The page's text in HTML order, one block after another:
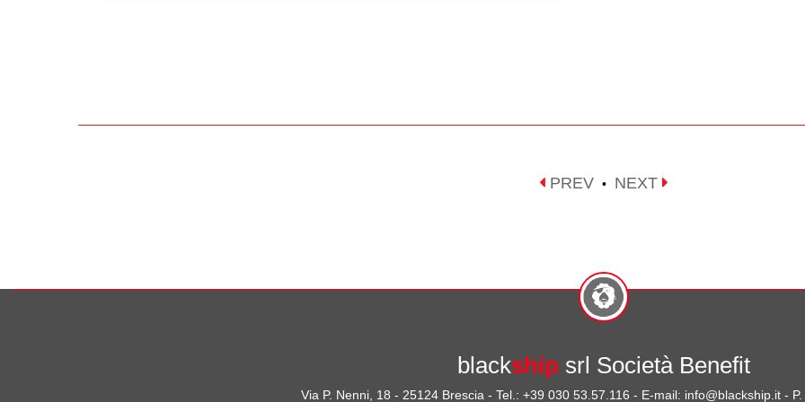
PREV • NEXT
blackship srl Società Benefit
Via P. Nenni, 18 - 25124 Brescia - Tel.: +39 030 53.57.116 - E-mail: info@blackship.it -